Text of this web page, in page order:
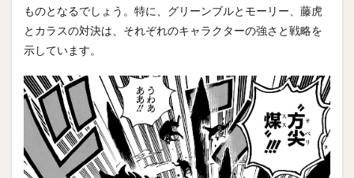
ものとなるでしょう。特に、グリーンブルとモーリー、藤虎
とカラスの対決は、それぞれのキャラクターの強さと戦略を
示しています。